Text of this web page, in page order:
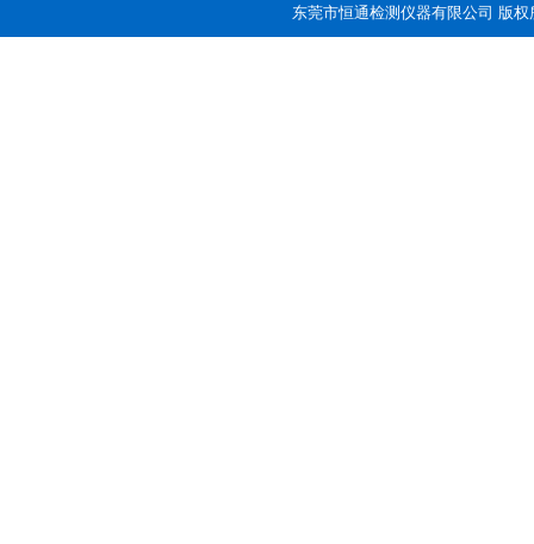
东莞市恒通检测仪器有限公司 版